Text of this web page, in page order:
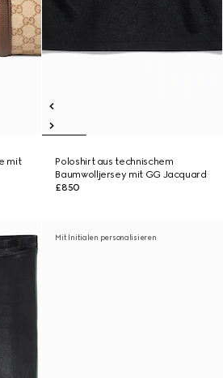
mit
Poloshirt aus technischem
Baumwolljersey mit GG Jacquard
£850
Mit Initialen personalisieren